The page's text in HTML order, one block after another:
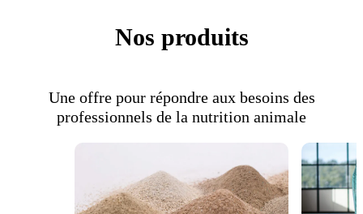
Nos produits
Une offre pour répondre aux besoins des
professionnels de la nutrition animale